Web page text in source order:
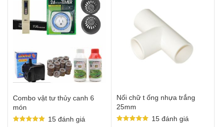
Combo vật tư thủy canh 6
món
15đánh giá
Nối chữ t ống nhựa trắng
25mm
15đánh giá